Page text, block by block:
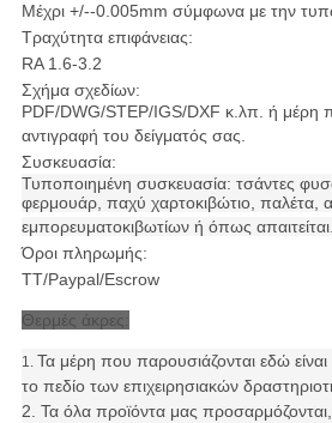
Μέχρι +/--0.005mm σύμφωνα με την
Τραχύτητα επιφάνειας:
RA 1.6-3.2
Σχήμα σχεδίων:
PDF/DWG/STEP/IGS/DXF κ.λπ. ή μέρη
αντιγραφή του δείγματός σας.
Συσκευασία:
Τυποποιημένη συσκευασία: τσάντες
φερμουάρ, παχύ χαρτοκιβώτιο, παλέτα,
εμπορευματοκιβωτίων ή όπως απαιτείται.
Όροι πληρωμής:
TT/Paypal/Escrow
Θερμές άκρες:
1. Τα μέρη που παρουσιάζονται εδώ
το πεδίο των επιχειρησιακών
2. Τα όλα προϊόντα μας